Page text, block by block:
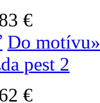
€
Do motívu»
pest 2
€